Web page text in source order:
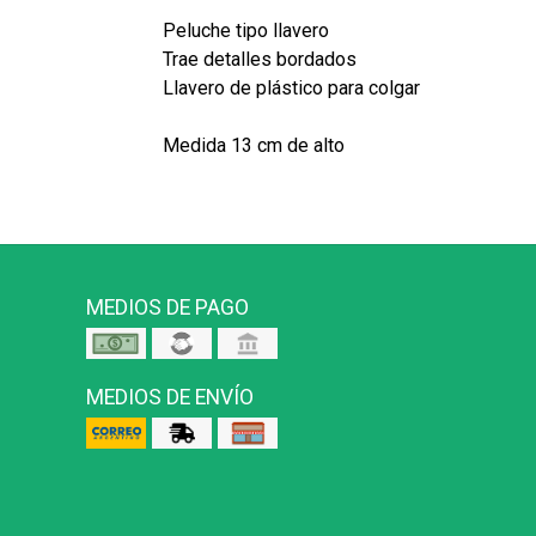
Peluche tipo llavero
Trae detalles bordados
Llavero de plástico para colgar
Medida 13 cm de alto
MEDIOS DE PAGO
MEDIOS DE ENVÍO